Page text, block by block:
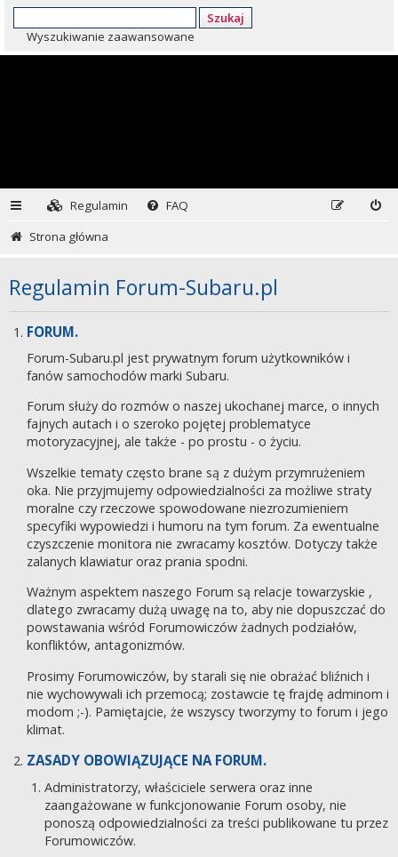
Szukaj
Wyszukiwanie zaawansowane
Regulamin
FAQ
Strona główna
Regulamin Forum-Subaru.pl
FORUM.
Forum-Subaru.pl jest prywatnym forum użytkowników i
fanów samochodów marki Subaru.
Forum służy do rozmów o naszej ukochanej marce, o innych
fajnych autach i o szeroko pojętej problematyce
motoryzacyjnej, ale także - po prostu - o życiu.
Wszelkie tematy często brane są z dużym przymrużeniem
oka. Nie przyjmujemy odpowiedzialności za możliwe straty
moralne czy rzeczowe spowodowane niezrozumieniem
specyfiki wypowiedzi i humoru na tym forum. Za ewentualne
czyszczenie monitora nie zwracamy kosztów. Dotyczy także
zalanych klawiatur oraz prania spodni.
Ważnym aspektem naszego Forum są relacje towarzyskie ,
dlatego zwracamy dużą uwagę na to, aby nie dopuszczać do
powstawania wśród Forumowiczów żadnych podziałów,
konfliktów, antagonizmów.
Prosimy Forumowiczów, by starali się nie obrażać bliźnich i
nie wychowywali ich przemocą; zostawcie tę frajdę adminom i
modom ;-). Pamiętajcie, że wszyscy tworzymy to forum i jego
klimat.
ZASADY OBOWIĄZUJĄCE NA FORUM.
Administratorzy, właściciele serwera oraz inne
zaangażowane w funkcjonowanie Forum osoby, nie
ponoszą odpowiedzialności za treści publikowane tu przez
Forumowiczów.